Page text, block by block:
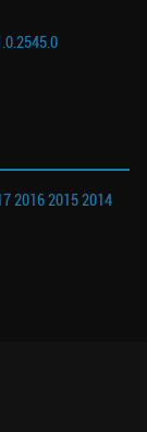
201620152014